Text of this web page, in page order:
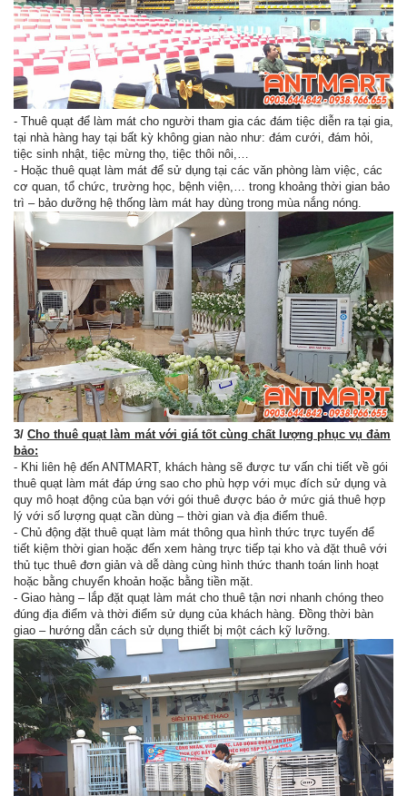
- Thuê quạt để làm mát cho người tham gia các đám tiệc diễn ra tại gia,
tại nhà hàng hay tại bất kỳ không gian nào như: đám cưới, đám hỏi,
tiệc sinh nhật, tiệc mừng thọ, tiệc thôi nôi,…
- Hoặc thuê quạt làm mát để sử dụng tại các văn phòng làm việc, các
cơ quan, tổ chức, trường học, bệnh viện,… trong khoảng thời gian bảo
trì – bảo dưỡng hệ thống làm mát hay dùng trong mùa nắng nóng.
3/ Cho thuê quạt làm mát với giá tốt cùng chất lượng phục vụ đảm
bảo:
- Khi liên hệ đến ANTMART, khách hàng sẽ được tư vấn chi tiết về gói
thuê quạt làm mát đáp ứng sao cho phù hợp với mục đích sử dụng và
quy mô hoạt động của bạn với gói thuê được báo ở mức giá thuê hợp
lý với số lượng quạt cần dùng – thời gian và địa điểm thuê.
- Chủ động đặt thuê quạt làm mát thông qua hình thức trực tuyến để
tiết kiệm thời gian hoặc đến xem hàng trực tiếp tại kho và đặt thuê với
thủ tục thuê đơn giản và dễ dàng cùng hình thức thanh toán linh hoạt
hoặc bằng chuyển khoản hoặc bằng tiền mặt.
- Giao hàng – lắp đặt quạt làm mát cho thuê tận nơi nhanh chóng theo
đúng địa điểm và thời điểm sử dụng của khách hàng. Đồng thời bàn
giao – hướng dẫn cách sử dụng thiết bị một cách kỹ lưỡng.